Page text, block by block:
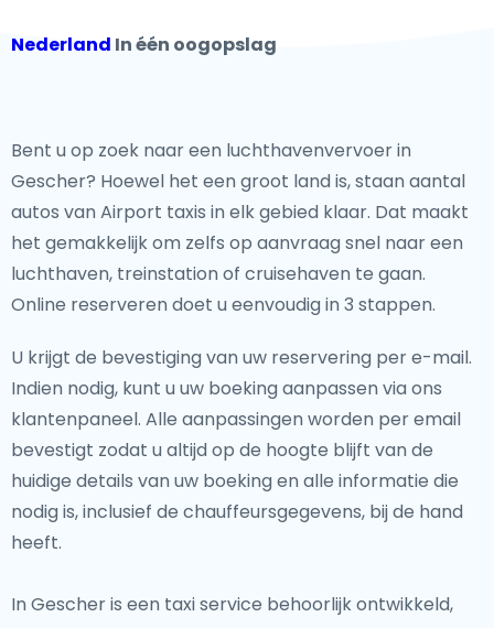
Nederland In één oogopslag
Bent u op zoek naar een luchthavenvervoer in
Gescher? Hoewel het een groot land is, staan aantal
autos van Airport taxis in elk gebied klaar. Dat maakt
het gemakkelijk om zelfs op aanvraag snel naar een
luchthaven, treinstation of cruisehaven te gaan.
Online reserveren doet u eenvoudig in 3 stappen.
U krijgt de bevestiging van uw reservering per e-mail.
Indien nodig, kunt u uw boeking aanpassen via ons
klantenpaneel. Alle aanpassingen worden per email
bevestigt zodat u altijd op de hoogte blijft van de
huidige details van uw boeking en alle informatie die
nodig is, inclusief de chauffeursgegevens, bij de hand
heeft.
In Gescher is een taxi service behoorlijk ontwikkeld,